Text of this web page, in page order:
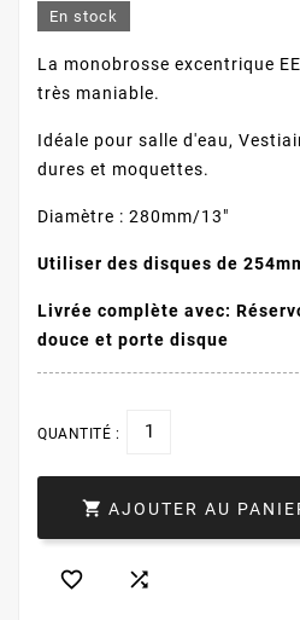
En stock
La monobrosse excentrique
très maniable.
Idéale pour salle d'eau,
dures et moquettes.
Diamètre : 280mm/13"
Utiliser des disques de
Livrée complète avec:
douce et porte disque
QUANTITÉ :
 AJOUTER AU
 